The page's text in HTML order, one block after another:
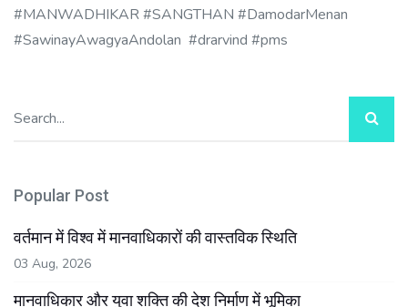
#MANWADHIKAR #SANGTHAN #DamodarMenan
#SawinayAwagyaAndolan #drarvind #pms
Popular Post
वर्तमान में विश्व में मानवाधिकारों की वास्तविक स्थिति
03 Aug, 2026
मानवाधिकार और युवा शक्ति की देश निर्माण में भूमिका